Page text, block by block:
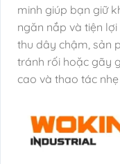
minh giúp bạn giữ
ngăn nắp và tiện
thu dây chậm, sản
tránh rối hoặc gãy
cao và thao tác